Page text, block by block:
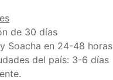
de 30 días
Soacha en 24-48 horas
del país: 3-6 días